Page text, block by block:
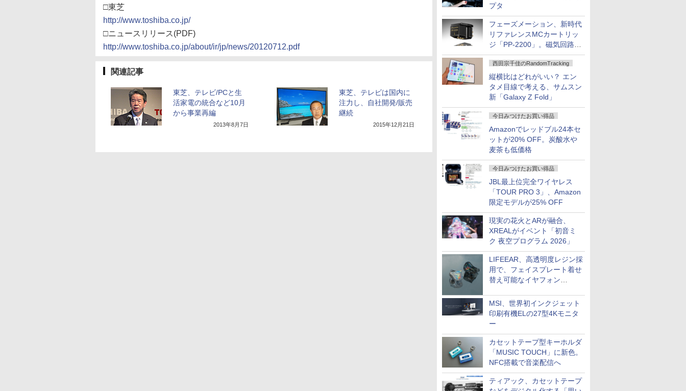
プタ
フェーズメーション、新時代
リファレンスMCカートリッ
ジ「PP-2200」。磁気回路や
ハウジングを根本から見直し
西田宗千佳のRandomTracking
縦横比はどれがいい？ エン
タメ目線で考える、サムスン
新「Galaxy Z Fold」
今日みつけたお買い得品
Amazonでレッドブル24本セ
ットが20% OFF。炭酸水や
麦茶も低価格
今日みつけたお買い得品
JBL最上位完全ワイヤレス
「TOUR PRO 3」、Amazon
限定モデルが25% OFF
現実の花火とARが融合、
XREALがイベント「初音ミ
ク 夜空プログラム 2026」
LIFEEAR、高透明度レジン採
用で、フェイスプレート着せ
替え可能なイヤフォン
MSI、世界初インクジェット
印刷有機ELの27型4Kモニタ
ー
カセットテープ型キーホルダ
「MUSIC TOUCH」に新色。
NFC搭載で音楽配信へ
ティアック、カセットテープ
□東芝
http://www.toshiba.co.jp/
□ニュースリリース(PDF)
http://www.toshiba.co.jp/about/ir/jp/news/20120712.pdf
関連記事
東芝、テレビ/PCと生
活家電の統合など10月
から事業再編
2013年8月7日
東芝、テレビは国内に
注力し、自社開発/販売
継続
2015年12月21日